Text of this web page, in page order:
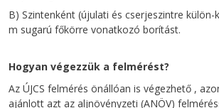
B) Szintenként (újulati és cserjeszintre külön-
m sugarú főkörre vonatkozó borítást.
Hogyan végezzük a felmérést?
Az ÚJCS felmérés önállóan is végezhető ,
ajánlott azt az aljnövényzeti (ANÖV)